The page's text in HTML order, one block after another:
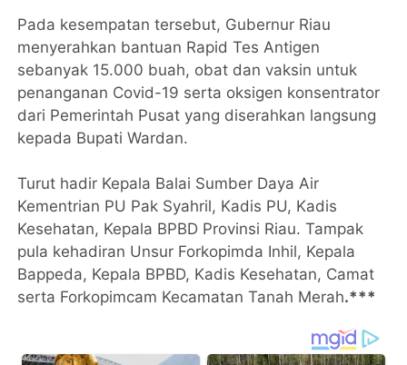
Pada kesempatan tersebut, Gubernur Riau
menyerahkan bantuan Rapid Tes Antigen
sebanyak 15.000 buah, obat dan vaksin untuk
penanganan Covid-19 serta oksigen konsentrator
dari Pemerintah Pusat yang diserahkan langsung
kepada Bupati Wardan.
Turut hadir Kepala Balai Sumber Daya Air
Kementrian PU Pak Syahril, Kadis PU, Kadis
Kesehatan, Kepala BPBD Provinsi Riau. Tampak
pula kehadiran Unsur Forkopimda Inhil, Kepala
Bappeda, Kepala BPBD, Kadis Kesehatan, Camat
serta Forkopimcam Kecamatan Tanah Merah.***